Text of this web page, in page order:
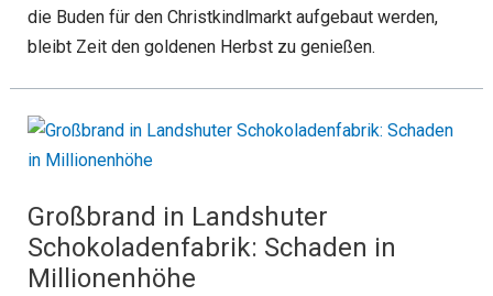
die Buden für den Christkindlmarkt aufgebaut werden,
bleibt Zeit den goldenen Herbst zu genießen.
Großbrand in Landshuter
Schokoladenfabrik: Schaden in
Millionenhöhe